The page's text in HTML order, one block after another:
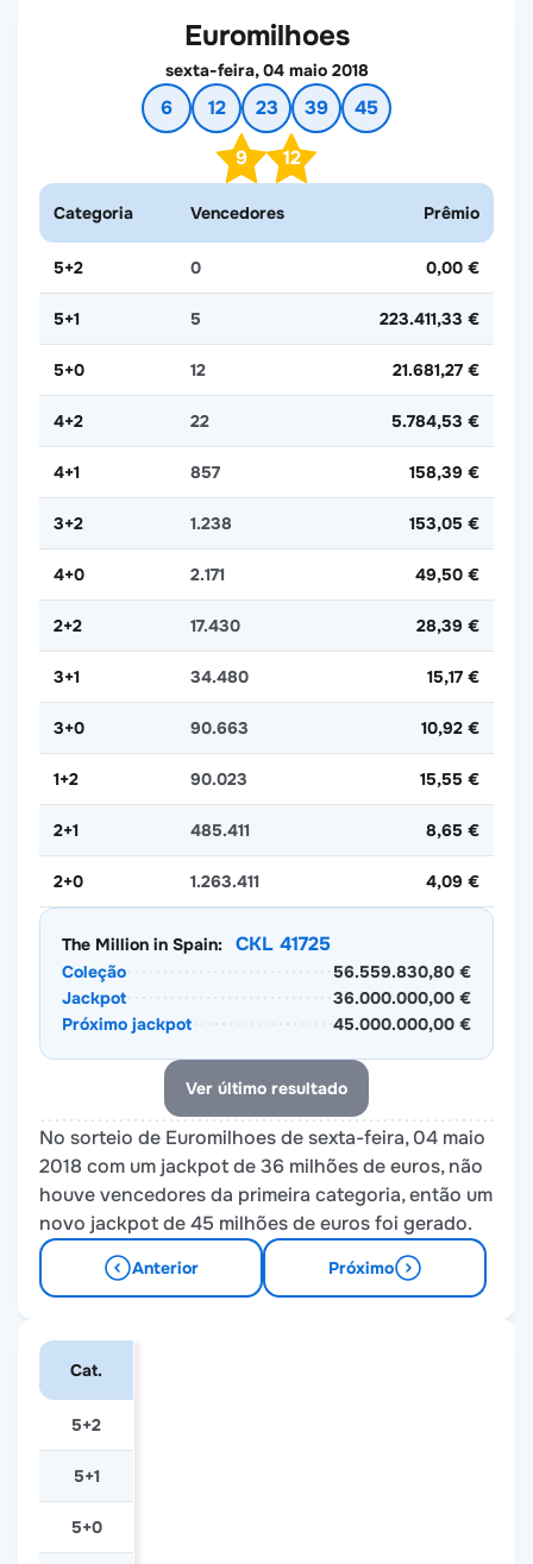
Euromilhoes
sexta-feira, 04 maio 2018
6 12 23 39
45
9
12
Categoria Vencedores Prêmio
5+2 0 0,00 €
5+1 5 223.411,33 €
5+0 12 21.681,27 €
4+2 22 5.784,53 €
4+1 857 158,39 €
3+2 1.238 153,05 €
4+0 2.171 49,50 €
2+2 17.430 28,39 €
3+1 34.480 15,17 €
3+0 90.663 10,92 €
1+2 90.023 15,55 €
2+1 485.411 8,65 €
2+0 1.263.411 4,09 €
The Million in Spain: CKL 41725
Coleção
56.559.830,80 €
Jackpot
36.000.000,00 €
Próximo jackpot
45.000.000,00 €
Ver último resultado
No sorteio de Euromilhoes de sexta-feira, 04 maio
2018 com um jackpot de 36 milhões de euros, não
houve vencedores da primeira categoria, então um
novo jackpot de 45 milhões de euros foi gerado.
Anterior Próximo
Cat.
5+2
5+1
5+0